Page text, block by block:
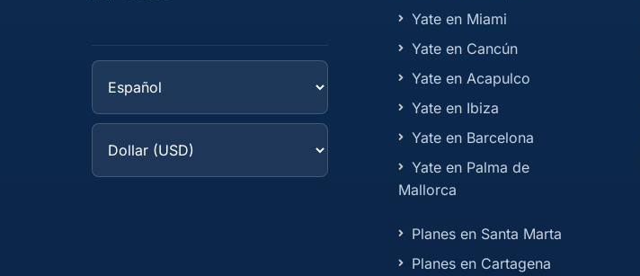
Yate en Miami
Yate en Cancún
Yate en Acapulco
Yate en Ibiza
Yate en Barcelona
Yate en Palma de
Mallorca
Planes en Santa Marta
Planes en Cartagena